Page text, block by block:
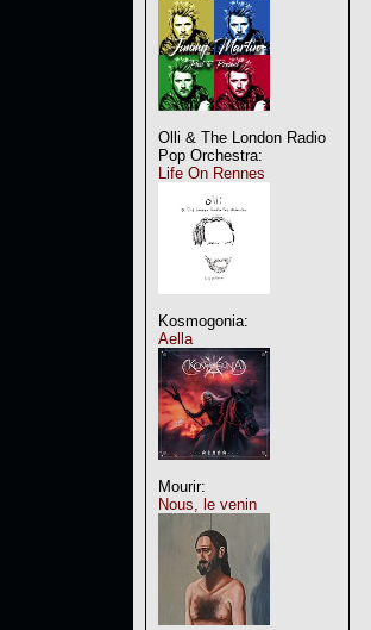
Olli & The London Radio
Pop Orchestra:
Life On Rennes
Kosmogonia:
Aella
Mourir:
Nous, le venin